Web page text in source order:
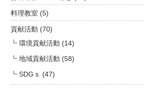
料理教室 (5)
貢献活動 (70)
環境貢献活動 (14)
地域貢献活動 (58)
SDGｓ (47)